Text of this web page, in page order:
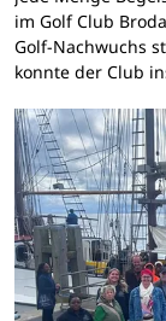
im Golf Club
Golf-Nachwuchs
konnte der Club